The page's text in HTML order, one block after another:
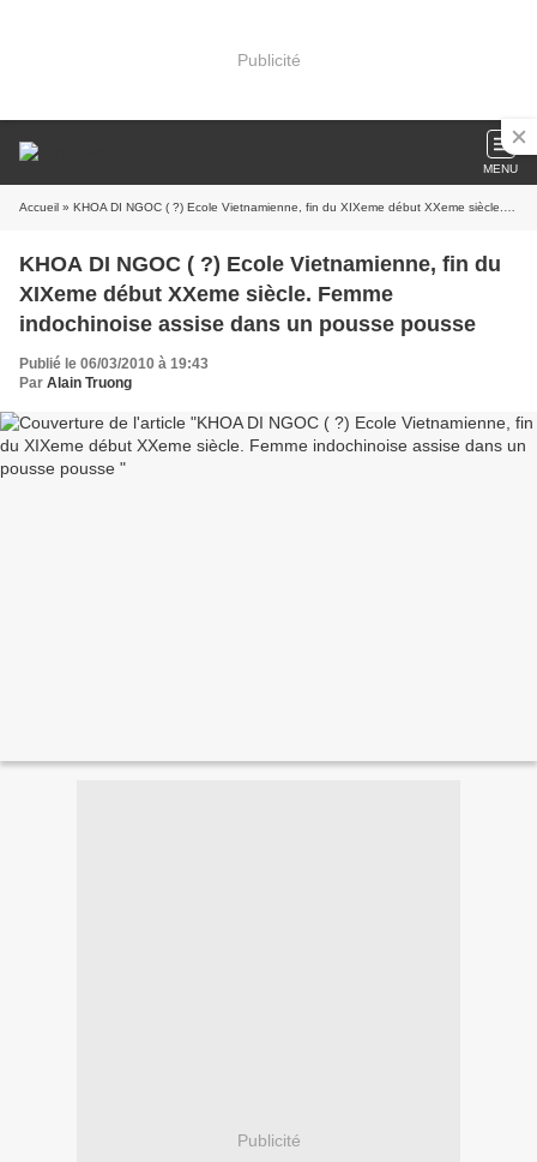
Publicité
MENU
Accueil » KHOA DI NGOC ( ?) Ecole Vietnamienne, fin du XIXeme début XXeme siècle. Femme indochinoise assise dans un pousse pousse
KHOA DI NGOC ( ?) Ecole Vietnamienne, fin du
XIXeme début XXeme siècle. Femme
indochinoise assise dans un pousse pousse
Publié le 06/03/2010 à 19:43
Par Alain Truong
Publicité